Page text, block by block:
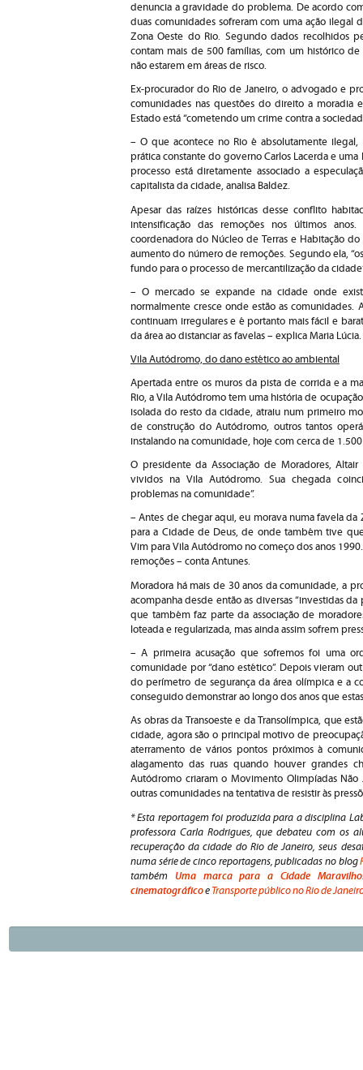
denuncia a gravidade do problema. De acordo
duas comunidades sofreram com uma ação ilegal
Zona Oeste do Rio. Segundo dados recolhidos
contam mais de 500 famílias, com um histórico
não estarem em áreas de risco.
Ex-procurador do Rio de Janeiro, o advogado e
comunidades nas questões do direito a moradia
Estado está “cometendo um crime contra a
– O que acontece no Rio é absolutamente
prática constante do governo Carlos Lacerda e uma
processo está diretamente associado a
capitalista da cidade, analisa Baldez.
Apesar das raízes históricas desse conflito
intensificação das remoções nos últimos
coordenadora do Núcleo de Terras e Habitação
aumento do número de remoções. Segundo ela,
fundo para o processo de mercantilização da
– O mercado se expande na cidade onde
normalmente cresce onde estão as comunidades.
continuam irregulares e é portanto mais fácil e
da área ao distanciar as favelas – explica Maria Lúcia.
Vila Autódromo, do dano estético ao ambiental
Apertada entre os muros da pista de corrida e a
Rio, a Vila Autódromo tem uma história de
isolada do resto da cidade, atraiu num primeiro
de construção do Autódromo, outros tantos
instalando na comunidade, hoje com cerca de
O presidente da Associação de Moradores,
vividos na Vila Autódromo. Sua chegada
problemas na comunidade”.
– Antes de chegar aqui, eu morava numa favela
para a Cidade de Deus, de onde também tive
Vim para Vila Autódromo no começo dos anos
remoções – conta Antunes.
Moradora há mais de 30 anos da comunidade, a
acompanha desde então as diversas “investidas
que também faz parte da associação de
loteada e regularizada, mas ainda assim sofrem
– A primeira acusação que sofremos foi uma
comunidade por “dano estético”. Depois vieram
do perímetro de segurança da área olímpica e a
conseguido demonstrar ao longo dos anos que
As obras da Transoeste e da Transolímpica, que
cidade, agora são o principal motivo de
aterramento de vários pontos próximos à
alagamento das ruas quando houver grandes
Autódromo criaram o Movimento Olimpíadas
outras comunidades na tentativa de resistir às
* Esta reportagem foi produzida para a disciplina
professora Carla Rodrigues, que debateu com os
recuperação da cidade do Rio de Janeiro, seus
numa série de cinco reportagens, publicadas no blog
também
Uma marca para a Cidade
cinematográficoeTransporte público no Rio de